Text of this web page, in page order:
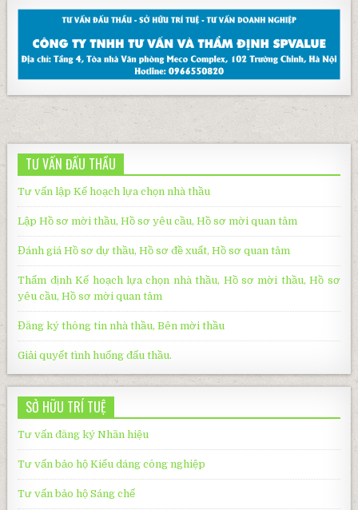
TƯ VẤN ĐẤU THẦU
Tư vấn lập Kế hoạch lựa chọn nhà thầu
Lập Hồ sơ mời thầu, Hồ sơ yêu cầu, Hồ sơ mời quan tâm
Đánh giá Hồ sơ dự thầu, Hồ sơ đề xuất, Hồ sơ quan tâm
Thẩm định Kế hoạch lựa chọn nhà thầu, Hồ sơ mời thầu, Hồ sơ
yêu cầu, Hồ sơ mời quan tâm
Đăng ký thông tin nhà thầu, Bên mời thầu
Giải quyết tình huống đấu thầu.
SỞ HỮU TRÍ TUỆ
Tư vấn đăng ký Nhãn hiệu
Tư vấn bảo hộ Kiểu dáng công nghiệp
Tư vấn bảo hộ Sáng chế